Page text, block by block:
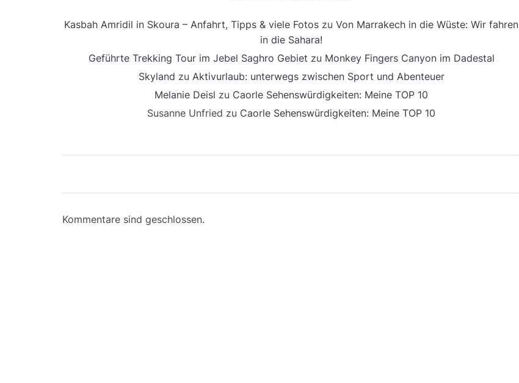
Kasbah Amridil in Skoura – Anfahrt, Tipps & viele Fotos zu Von Marrakech in die Wüste: Wir fahren
in die Sahara!
Geführte Trekking Tour im Jebel Saghro Gebiet zu Monkey Fingers Canyon im Dadestal
Skyland zu Aktivurlaub: unterwegs zwischen Sport und Abenteuer
Melanie Deisl zu Caorle Sehenswürdigkeiten: Meine TOP 10
Susanne Unfried zu Caorle Sehenswürdigkeiten: Meine TOP 10
Kommentare sind geschlossen.